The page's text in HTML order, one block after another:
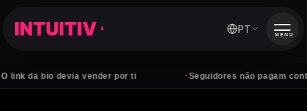
bio devia vender por ti Seguidores não pagam contas —
PT MENU